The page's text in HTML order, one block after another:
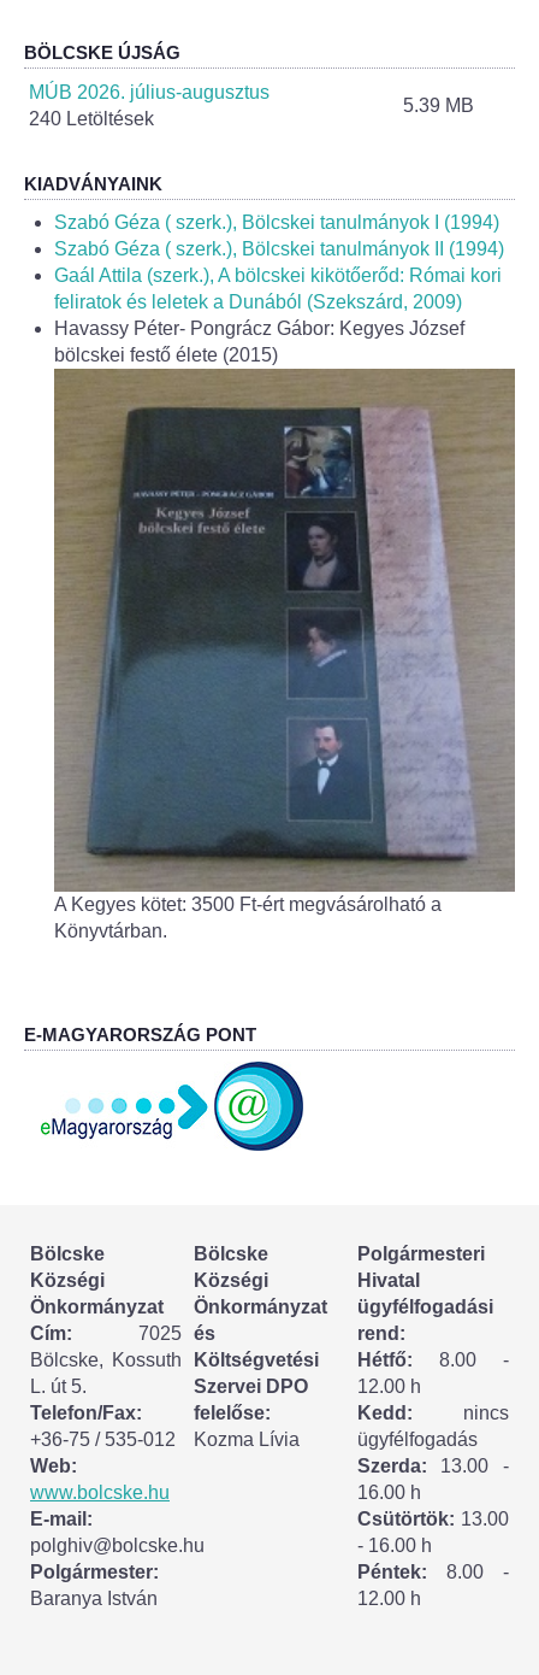
Helyi Esélyegyenlőség Program
Alapítványok
Helyi Építési Szabályzat
INTÉZMÉNYEK
Bölcskei Mesevár Óvoda és Bölcsőde
Óvodakert
Egészségügy
Háziorvos
Fogorvos
Védőnői szolgálat
Központi orvosi ügyelet
Alapszolgáltatási Központ
Kultúra
IKSZT - Integrált Közösségi és Szolgáltató Tér
Könyvtár
Rákóczi Mozi
ESEMÉNYEK
TESTVÉRTELEPÜLÉSÜNK:
CSÍKSZÉPVÍZ
VÁLASZTÁSI INFORMÁCIÓK
Választási szervek
Választási ügyintézés
2024. évi általános választások
BÖLCSKE ÚJSÁG
MÚB 2026. július-augusztus
240 Letöltések
5.39 MB
KIADVÁNYAINK
Szabó Géza ( szerk.), Bölcskei tanulmányok I (1994)
Szabó Géza ( szerk.), Bölcskei tanulmányok II (1994)
Gaál Attila (szerk.), A bölcskei kikötőerőd: Római kori
feliratok és leletek a Dunából (Szekszárd, 2009)
Havassy Péter- Pongrácz Gábor: Kegyes József
bölcskei festő élete (2015)
A Kegyes kötet: 3500 Ft-ért megvásárolható a
Könyvtárban.
E-MAGYARORSZÁG PONT
Bölcske
Községi
Önkormányzat
Cím: 7025
Bölcske, Kossuth
L. út 5.
Telefon/Fax:
+36-75 / 535-012
Web:
www.bolcske.hu
E-mail:
polghiv@bolcske.hu
Polgármester:
Baranya István
Bölcske
Községi
Önkormányzat
és
Költségvetési
Szervei DPO
felelőse:
Kozma Lívia
Polgármesteri
Hivatal
ügyfélfogadási
rend:
Hétfő: 8.00 -
12.00 h
Kedd: nincs
ügyfélfogadás
Szerda: 13.00 -
16.00 h
Csütörtök: 13.00
- 16.00 h
Péntek: 8.00 -
12.00 h